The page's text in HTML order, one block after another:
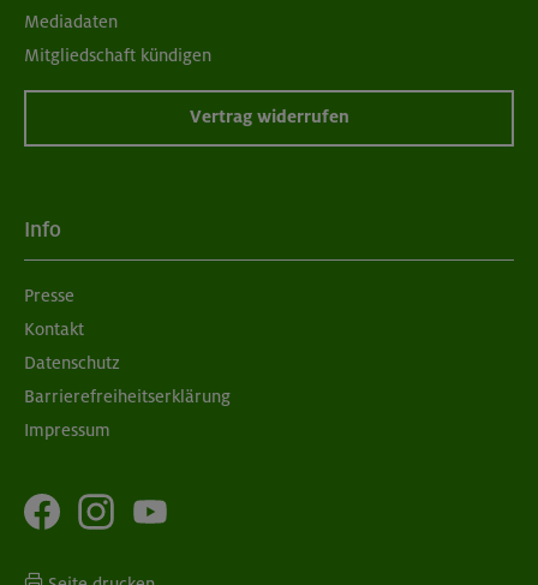
Mediadaten
Mitgliedschaft kündigen
Vertrag widerrufen
Info
Presse
Kontakt
Datenschutz
Barrierefreiheitserklärung
Impressum